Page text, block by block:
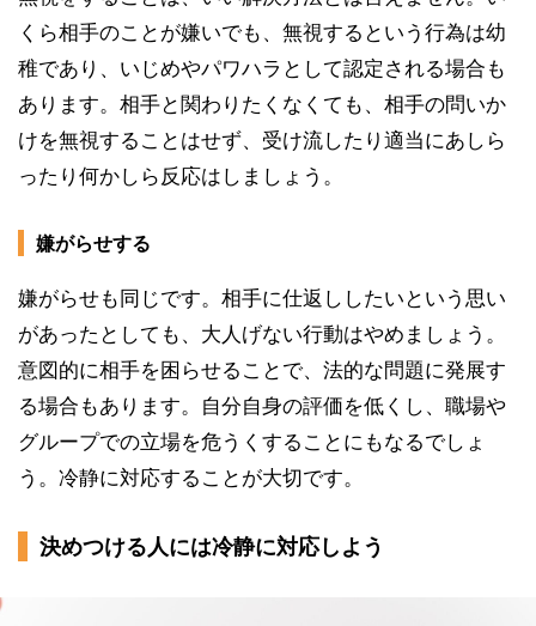
くら相手のことが嫌いでも、無視するという行為は幼
稚であり、いじめやパワハラとして認定される場合も
あります。相手と関わりたくなくても、相手の問いか
けを無視することはせず、受け流したり適当にあしら
ったり何かしら反応はしましょう。
嫌がらせする
嫌がらせも同じです。相手に仕返ししたいという思い
があったとしても、大人げない行動はやめましょう。
意図的に相手を困らせることで、法的な問題に発展す
る場合もあります。自分自身の評価を低くし、職場や
グループでの立場を危うくすることにもなるでしょ
う。冷静に対応することが大切です。
決めつける人には冷静に対応しよう